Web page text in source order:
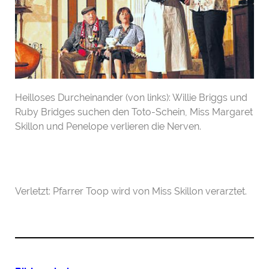
Heilloses Durcheinander (von links): Willie Briggs und
Ruby Bridges suchen den Toto-Schein, Miss Margaret
Skillon und Penelope verlieren die Nerven.
Verletzt: Pfarrer Toop wird von Miss Skillon verarztet.